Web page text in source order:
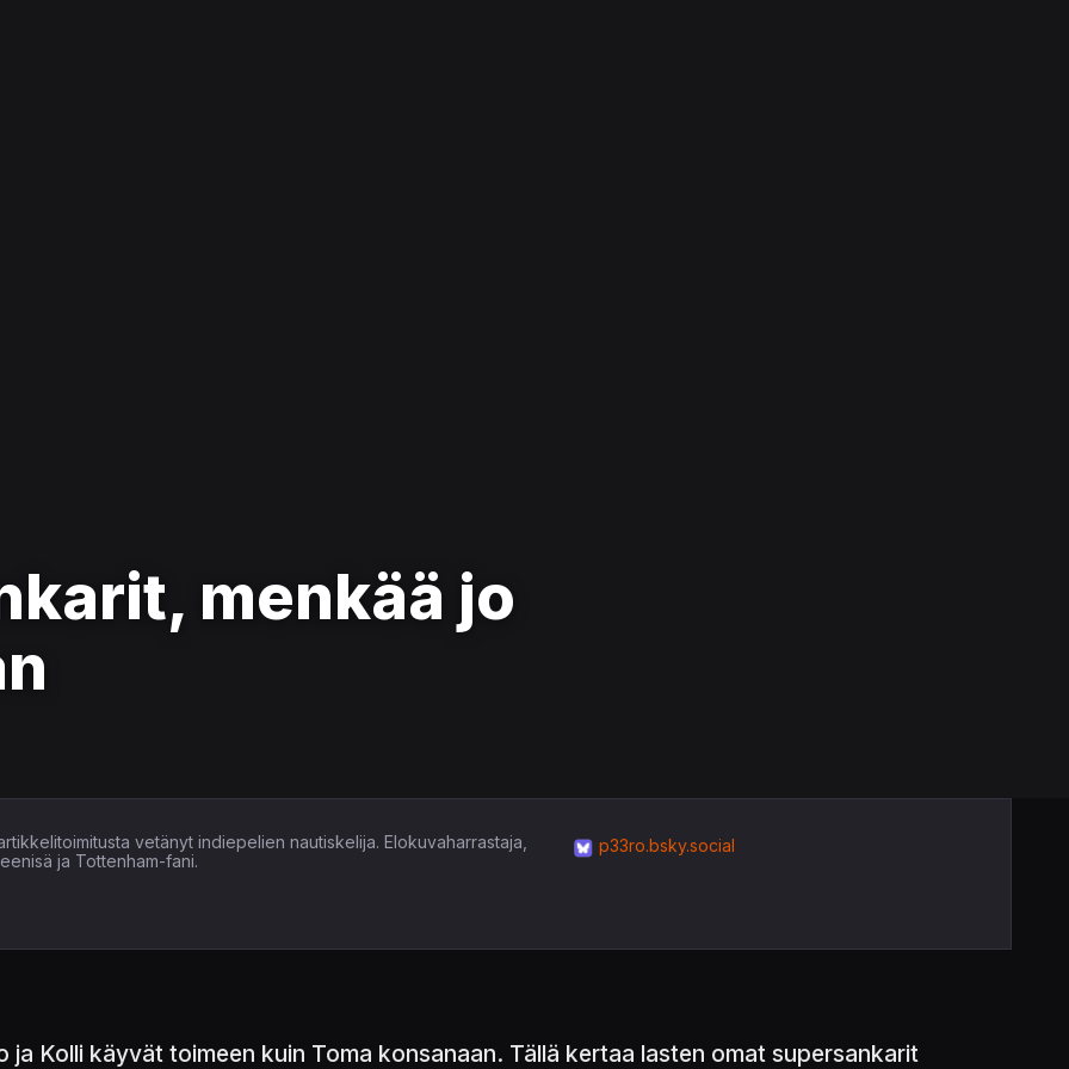
menkää jo
vetänyt indiepelien nautiskelija. Elokuvaharrastaja,
ja Tottenham-fani.
p33ro.bsky.social
Kolli käyvät toimeen kuin Toma konsanaan. Tällä kertaa lasten omat supersankarit